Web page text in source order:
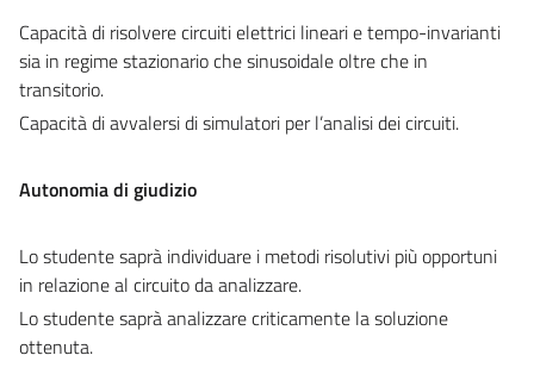
Capacità di risolvere circuiti elettrici lineari e tempo-invarianti
sia in regime stazionario che sinusoidale oltre che in
transitorio.
Capacità di avvalersi di simulatori per l’analisi dei circuiti.
Autonomia di giudizio
Lo studente saprà individuare i metodi risolutivi più opportuni
in relazione al circuito da analizzare.
Lo studente saprà analizzare criticamente la soluzione
ottenuta.